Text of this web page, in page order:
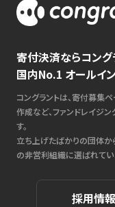
寄付決済ならコング
国内No.1 オールイ
コングラントは、寄付募集
作成など、ファンドレイジ
す。
立ち上げたばかりの団体
の非営利組織に選ばれてい
採用情報